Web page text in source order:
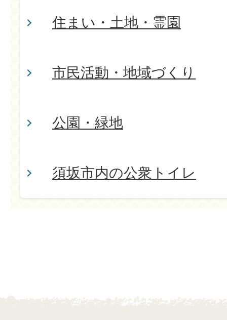
住まい・土地・霊園
市民活動・地域づくり
公園・緑地
須坂市内の公衆トイレ